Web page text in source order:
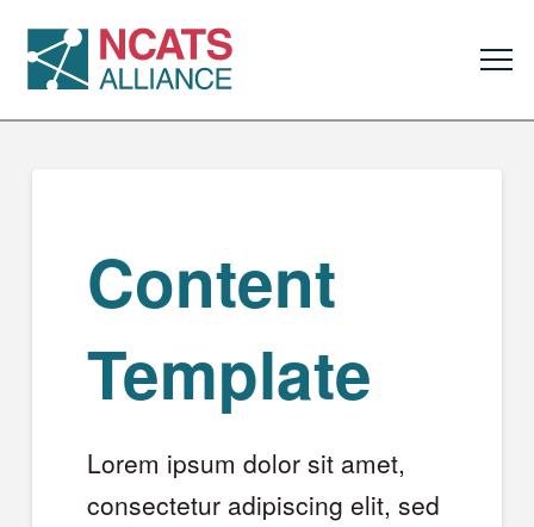
Content
Template
Lorem ipsum dolor sit amet,
consectetur adipiscing elit, sed